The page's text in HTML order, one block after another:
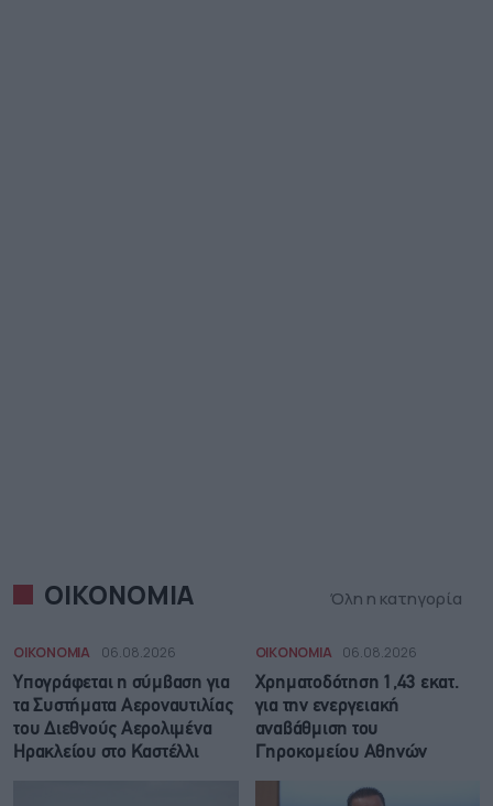
ΟΙΚΟΝΟΜΙΑ Όλη η κατηγορία
ΟΙΚΟΝΟΜΙΑ 06.08.2026
Υπογράφεται η σύμβαση για
τα Συστήματα Αεροναυτιλίας
του Διεθνούς Αερολιμένα
Ηρακλείου στο Καστέλλι
ΟΙΚΟΝΟΜΙΑ 06.08.2026
Χρηματοδότηση 1,43 εκατ.
για την ενεργειακή
αναβάθμιση του
Γηροκομείου Αθηνών